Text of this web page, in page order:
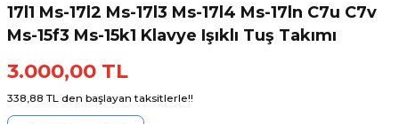
17l1 Ms-17l2 Ms-17l3 Ms-17l4 Ms-17ln C7u C7v
Ms-15f3 Ms-15k1 Klavye Işıklı Tuş Takımı
3.000,00 TL
338,88 TL den başlayan taksitlerle!!